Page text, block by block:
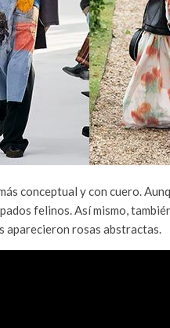
conceptual y con cuero.
felinos. Así mismo,
aparecieron rosas abstractas.